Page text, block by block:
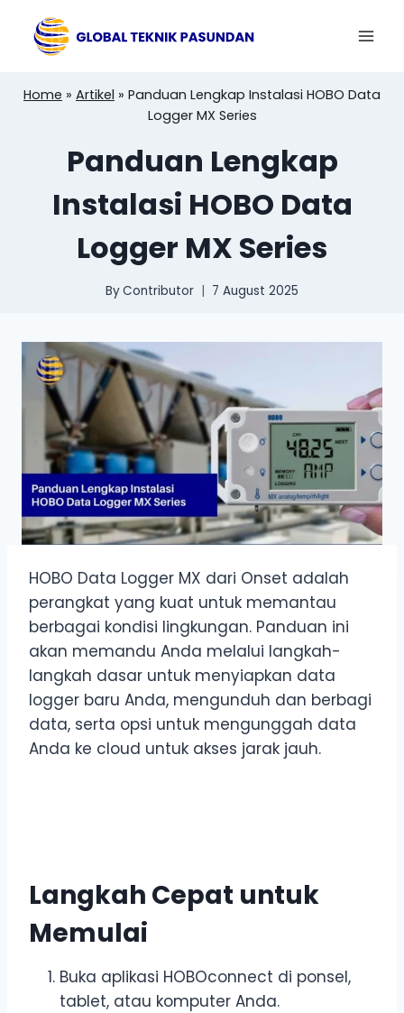
content
Home » Artikel » Panduan Lengkap Instalasi HOBO Data
Logger MX Series
Panduan Lengkap
Instalasi HOBO Data
Logger MX Series
ByContributor 7 August 2025
HOBO Data Logger MX dari Onset adalah
perangkat yang kuat untuk memantau
berbagai kondisi lingkungan. Panduan ini
akan memandu Anda melalui langkah-
langkah dasar untuk menyiapkan data
logger baru Anda, mengunduh dan berbagi
data, serta opsi untuk mengunggah data
Anda ke cloud untuk akses jarak jauh.
Langkah Cepat untuk
Memulai
Buka aplikasi HOBOconnect di ponsel,
tablet, atau komputer Anda.